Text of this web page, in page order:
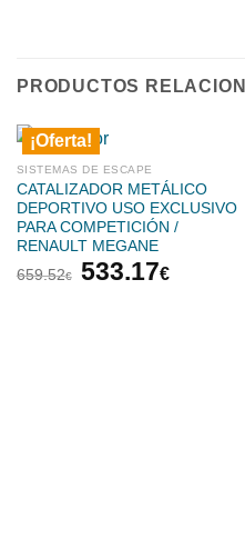
PRODUCTOS
¡Oferta!
SISTEMAS DE ESCAPE
CATALIZADOR METÁLICO
DEPORTIVO USO EXCLUSIVO
PARA COMPETICIÓN /
RENAULT MEGANE
659.52€
El
533.17€El